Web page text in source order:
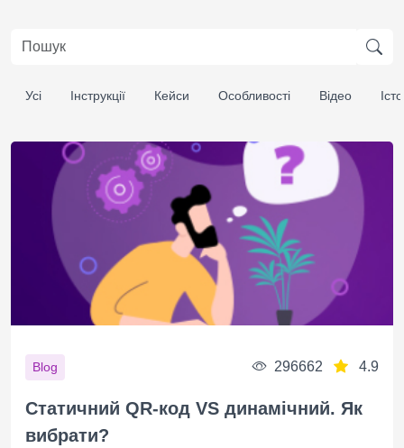
Усі Інструкції Кейси Особливості Відео
Blog 296662 4.9
Статичний QR-код VS динамічний. Як
вибрати?